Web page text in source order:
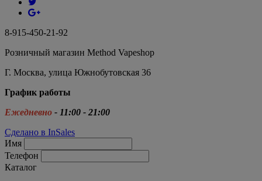
8-915-450-21-92
Розничный магазин Method Vapeshop
Г. Москва, улица Южнобутовская 36
График работы
Ежедневно - 11:00 - 21:00
Сделано в InSales
Имя
Телефон
Каталог